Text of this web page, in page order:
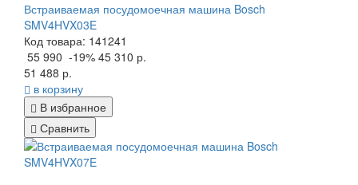
Встраиваемая посудомоечная машина Bosch
SMV4HVX03E
Код товара: 141241
55 990 -19% 45 310 р.
51 488 р.
в корзину
В избранное
Сравнить